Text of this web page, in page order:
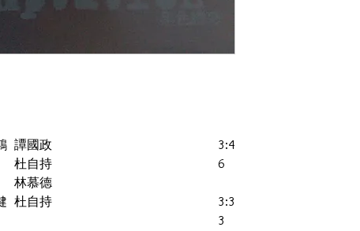
譚國政
杜自持
林慕德
3:4
6
杜自持
3:3
3